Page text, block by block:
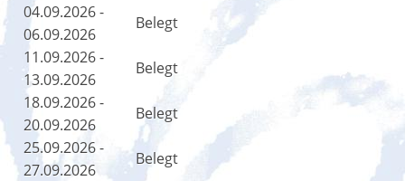
04.09.2026 -
06.09.2026
Belegt
11.09.2026 -
13.09.2026
Belegt
18.09.2026 -
20.09.2026
Belegt
25.09.2026 -
27.09.2026
Belegt